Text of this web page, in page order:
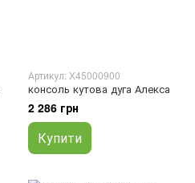
Артикул: X45000900
консоль кутова дуга Алекса
2 286 грн
Купити